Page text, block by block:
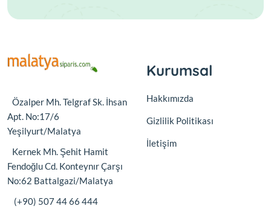
Özalper Mh. Telgraf Sk. İhsan
Apt. No:17/6
Yeşilyurt/Malatya
Kernek Mh. Şehit Hamit
Fendoğlu Cd. Konteynır Çarşı
No:62 Battalgazi/Malatya
(+90) 507 44 66 444
Kurumsal
Hakkımızda
Gizlilik Politikası
İletişim